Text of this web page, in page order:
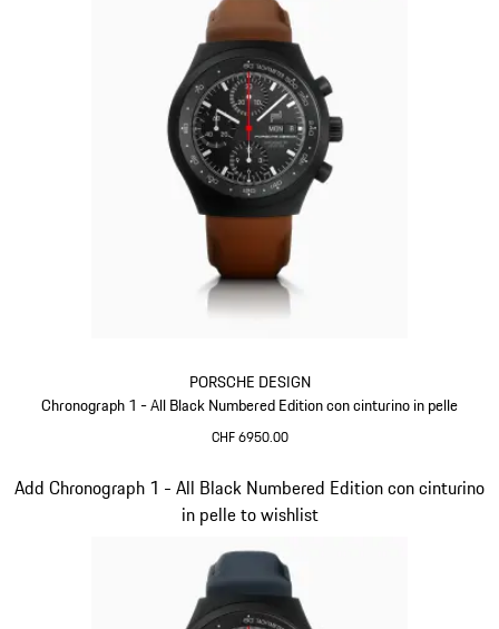
PORSCHE DESIGN
Chronograph 1 - All Black Numbered Edition con cinturino in pelle
CHF 6950.00
Add Chronograph 1 - All Black Numbered Edition con cinturino
in pelle to wishlist
Diapositiva 4 di 5